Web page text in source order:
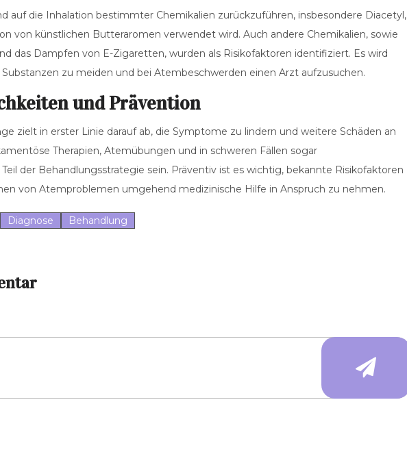
auf die Inhalation bestimmter Chemikalien zurückzuführen, insbesondere Diacetyl,
von künstlichen Butteraromen verwendet wird. Auch andere Chemikalien, sowie
das Dampfen von E-Zigaretten, wurden als Risikofaktoren identifiziert. Es wird
zu meiden und bei Atembeschwerden einen Arzt aufzusuchen.
und Prävention
zielt in erster Linie darauf ab, die Symptome zu lindern und weitere Schäden an
Therapien, Atemübungen und in schweren Fällen sogar
der Behandlungsstrategie sein. Präventiv ist es wichtig, bekannte Risikofaktoren
von Atemproblemen umgehend medizinische Hilfe in Anspruch zu nehmen.
Diagnose Behandlung